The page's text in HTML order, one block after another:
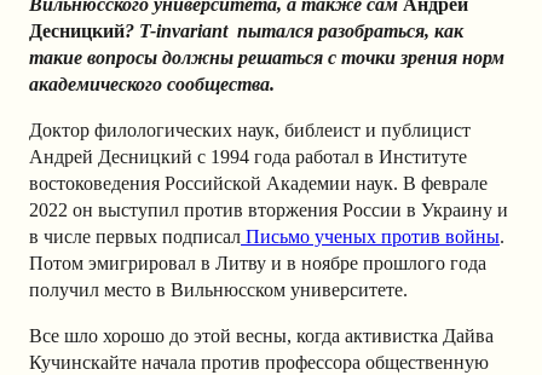
Вильнюсского университета, а также сам Андрей
Десницкий? T-invariant пытался разобраться, как
такие вопросы должны решаться с точки зрения норм
академического сообщества.
Доктор филологических наук, библеист и публицист
Андрей Десницкий с 1994 года работал в Институте
востоковедения Российской Академии наук. В феврале
2022 он выступил против вторжения России в Украину и
в числе первых подписал Письмо ученых против войны.
Потом эмигрировал в Литву и в ноябре прошлого года
получил место в Вильнюсском университете.
Все шло хорошо до этой весны, когда активистка Дайва
Кучинскайте начала против профессора общественную